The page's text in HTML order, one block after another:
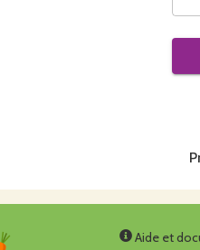
Aide et